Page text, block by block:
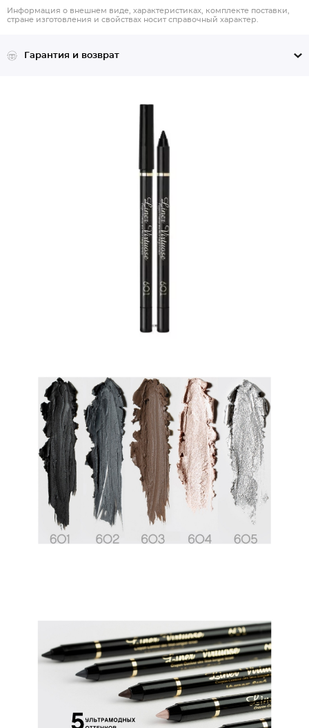
Информация о внешнем виде, характеристиках, комплекте поставки,
стране изготовления и свойствах носит справочный характер.
Гарантия и возврат